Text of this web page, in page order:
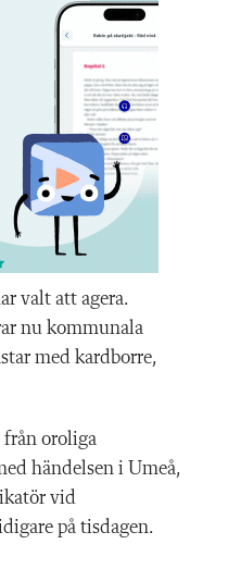
valt att agera.
nu kommunala
med kardborre,
oroliga
händelsen i Umeå,
vid
på tisdagen.